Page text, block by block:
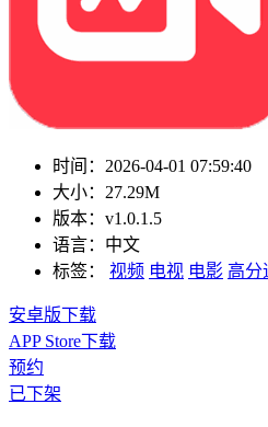
时间： 2026-04-01 07:59:40
大小： 27.29M
版本： v1.0.1.5
语言： 中文
标签：
视频 电视 电影 高分
安卓版下载
APP Store下载
预约
已下架